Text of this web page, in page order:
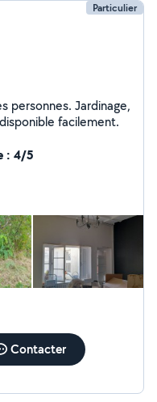
Particulier
Jardinage,
facilement.
: 4/5
Contacter